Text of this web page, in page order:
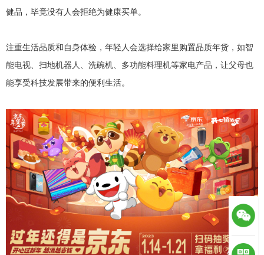
健品，毕竟没有人会拒绝为健康买单。
注重生活品质和自身体验，年轻人会选择给家里购置品质年货，如智
能电视、扫地机器人、洗碗机、多功能料理机等家电产品，让父母也
能享受科技发展带来的便利生活。